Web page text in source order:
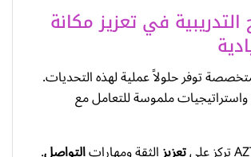
التدريبية في تعزيز مكانة
توفر حلولاً عملية لهذه التحديات.
واستراتيجيات ملموسة للتعامل مع